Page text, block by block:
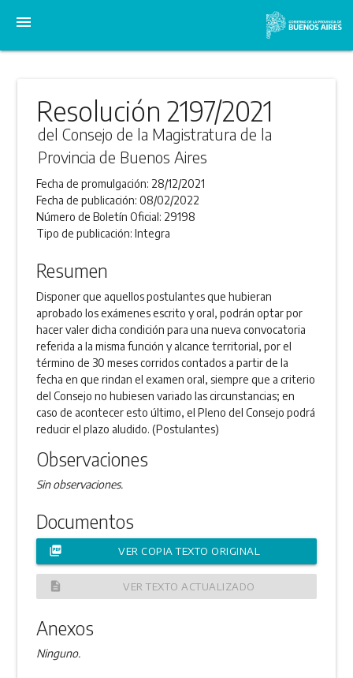
menu
Resolución 2197/2021
del Consejo de la Magistratura de la
Provincia de Buenos Aires
Fecha de promulgación: 28/12/2021
Fecha de publicación:08/02/2022
Número de Boletín Oficial: 29198
Tipo de publicación:Integra
Resumen
Disponer que aquellos postulantes que hubieran
aprobado los exámenes escrito y oral, podrán optar por
hacer valer dicha condición para una nueva convocatoria
referida a la misma función y alcance territorial, por el
término de 30 meses corridos contados a partir de la
fecha en que rindan el examen oral, siempre que a criterio
del Consejo no hubiesen variado las circunstancias; en
caso de acontecer esto último, el Pleno del Consejo podrá
reducir el plazo aludido. (Postulantes)
Observaciones
Sin observaciones.
Documentos
picture_as_pdf VER COPIA TEXTO ORIGINAL
description VER TEXTO ACTUALIZADO
Anexos
Ninguno.